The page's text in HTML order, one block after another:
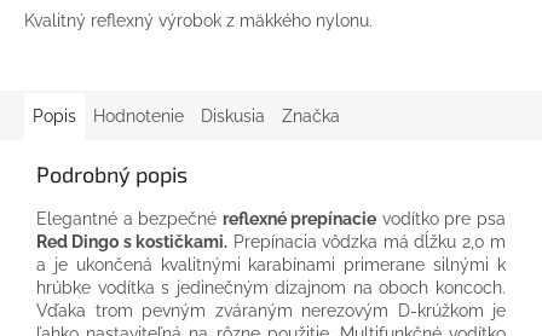
Kvalitný reflexný výrobok z mäkkého nylonu.
Popis Hodnotenie Diskusia Značka
Podrobný popis
Elegantné a bezpečné reflexné prepínacie vodítko pre psa
Red Dingo s kostičkami. Prepínacia vôdzka má dĺžku 2,0 m
a je ukončená kvalitnými karabínami primerane silnými k
hrúbke vodítka s jedinečným dizajnom na oboch koncoch.
Vďaka trom pevným zváraným nerezovým D-krúžkom je